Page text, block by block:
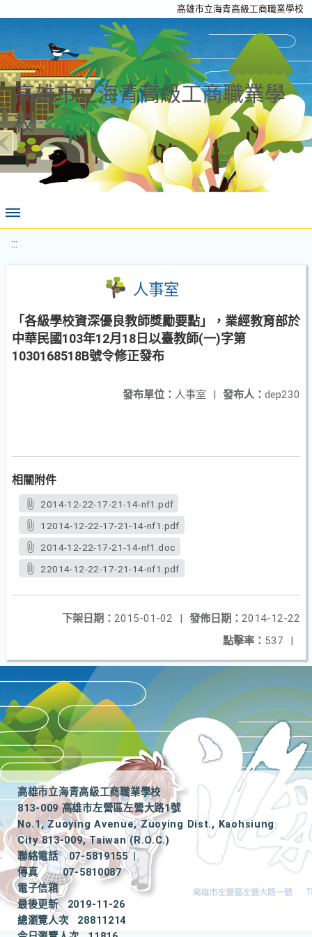
高雄市立海青高級工商職業學校
高雄市立海青高級工商職業學
校
:::
人事室
「各級學校資深優良教師獎勵要點」，業經教育部於
中華民國103年12月18日以臺教師(一)字第
1030168518B號令修正發布
發布人： dep230
發布單位： 人事室 |
相關附件
2014-12-22-17-21-14-nf1.pdf
12014-12-22-17-21-14-nf1.pdf
2014-12-22-17-21-14-nf1.doc
22014-12-22-17-21-14-nf1.pdf
發佈日期： 2014-12-22
下架日期： 2015-01-02
|
點擊率： 537 |
高雄市立海青高級工商職業學校
813-009 高雄市左營區左營大路1號
No.1, Zuoying Avenue, Zuoying Dist., Kaohsiung
City 813-009, Taiwan (R.O.C.)
聯絡電話
07-5819155
|
傳真
07-5810087
電子信箱
最後更新
2019-11-26
總瀏覽人次
28811214